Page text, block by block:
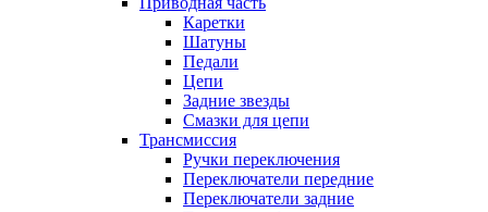
Каретки
Шатуны
Педали
Цепи
Задние звезды
Смазки для цепи
Трансмиссия
Ручки переключения
Переключатели передние
Переключатели задние